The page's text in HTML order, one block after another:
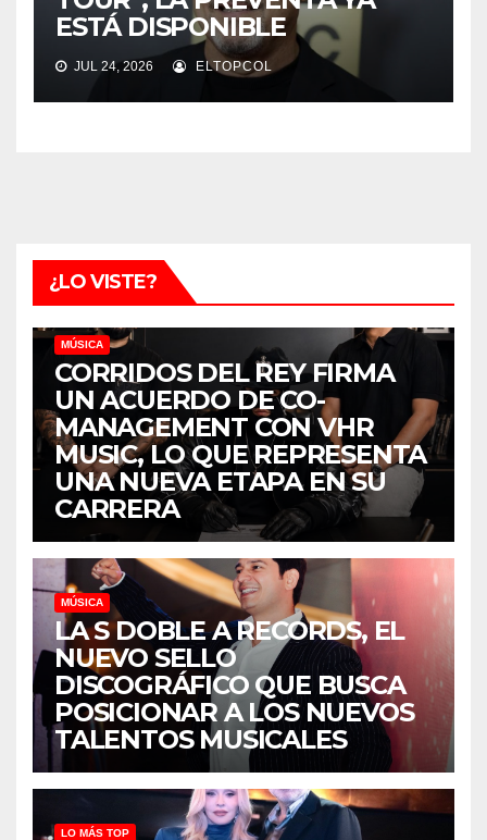
ESTÁ DISPONIBLE
JUL 24, 2026 ELTOPCOL
¿LO VISTE?
MÚSICA
CORRIDOS DEL REY FIRMA
UN ACUERDO DE CO-
MANAGEMENT CON VHR
MUSIC, LO QUE REPRESENTA
UNA NUEVA ETAPA EN SU
CARRERA
MÚSICA
LA S DOBLE A RECORDS, EL
NUEVO SELLO
DISCOGRÁFICO QUE BUSCA
POSICIONAR A LOS NUEVOS
TALENTOS MUSICALES
LO MÁS TOP